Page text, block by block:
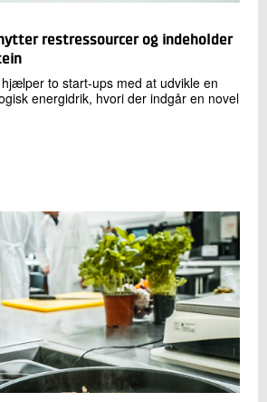
restressourcer og indeholder
to start-ups med at udvikle en
energidrik, hvori der indgår en novel